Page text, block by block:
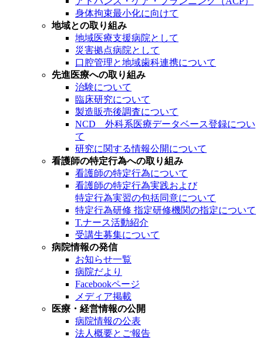
身体拘束最小化に向けて
地域との取り組み
地域医療支援病院として
災害拠点病院として
口腔管理と地域歯科連携について
先進医療への取り組み
治験について
臨床研究について
製造販売後調査について
NCD 外科系医療データベース登録につい
て
研究に関する情報公開について
看護師の特定行為への取り組み
看護師の特定行為について
看護師の特定行為実践および
特定行為実習の包括同意について
特定行為研修 指定研修機関の指定について
T.ナース活動紹介
受講生募集について
病院情報の発信
お知らせ一覧
病院だより
Facebookページ
メディア掲載
医療・経営情報の公開
病院情報の公表
法人概要とご報告